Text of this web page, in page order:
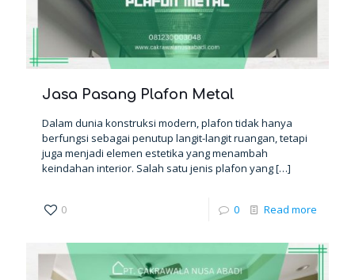
Jasa Pasang Plafon Metal
Dalam dunia konstruksi modern, plafon tidak hanya
berfungsi sebagai penutup langit-langit ruangan, tetapi
juga menjadi elemen estetika yang menambah
keindahan interior. Salah satu jenis plafon yang[…]
0 0 Read more